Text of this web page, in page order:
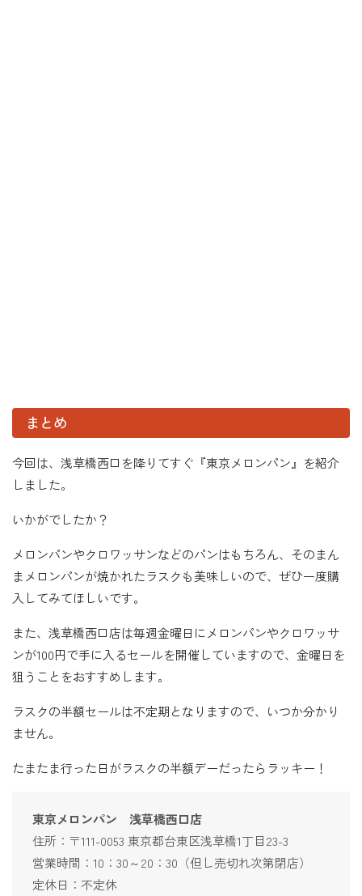
まとめ
今回は、浅草橋西口を降りてすぐ『東京メロンパン』を紹介
しました。
いかがでしたか？
メロンパンやクロワッサンなどのパンはもちろん、そのまん
まメロンパンが焼かれたラスクも美味しいので、ぜひ一度購
入してみてほしいです。
また、浅草橋西口店は毎週金曜日にメロンパンやクロワッサ
ンが100円で手に入るセールを開催していますので、金曜日を
狙うことをおすすめします。
ラスクの半額セールは不定期となりますので、いつか分かり
ません。
たまたま行った日がラスクの半額デーだったらラッキー！
東京メロンパン 浅草橋西口店
住所：〒111-0053 東京都台東区浅草橋1丁目23-3
営業時間：10：30～20：30（但し売切れ次第閉店）
定休日：不定休